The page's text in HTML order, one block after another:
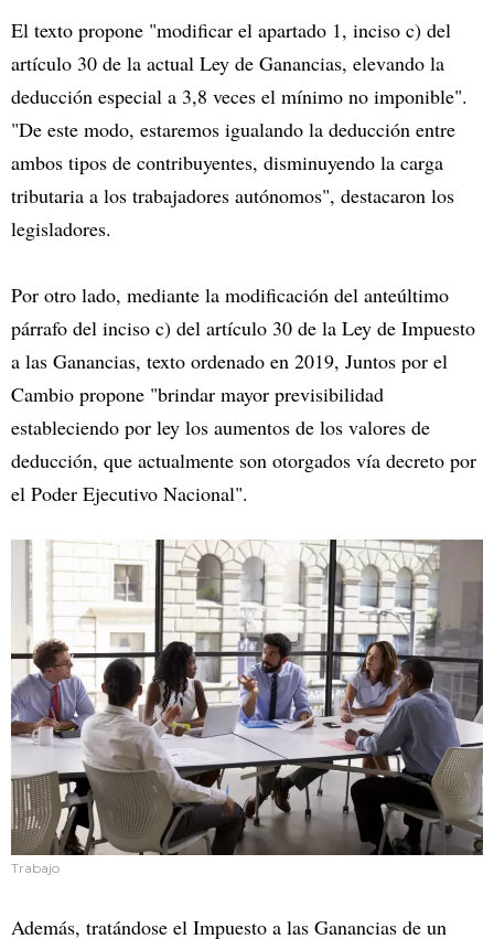
El texto propone "modificar el apartado 1, inciso c) del
artículo 30 de la actual Ley de Ganancias, elevando la
deducción especial a 3,8 veces el mínimo no imponible".
"De este modo, estaremos igualando la deducción entre
ambos tipos de contribuyentes, disminuyendo la carga
tributaria a los trabajadores autónomos", destacaron los
legisladores.
Por otro lado, mediante la modificación del anteúltimo
párrafo del inciso c) del artículo 30 de la Ley de Impuesto
a las Ganancias, texto ordenado en 2019, Juntos por el
Cambio propone "brindar mayor previsibilidad
estableciendo por ley los aumentos de los valores de
deducción, que actualmente son otorgados vía decreto por
el Poder Ejecutivo Nacional".
Trabajo
Además, tratándose el Impuesto a las Ganancias de un